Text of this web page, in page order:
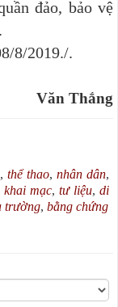
đảo, bảo vệ
8/2019./.
Thắng
, thể thao, nhân dân,
khai mạc, tư liệu,di
trường, bằng chứng